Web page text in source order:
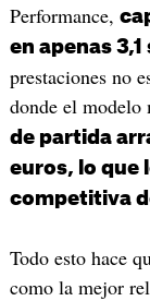
Performance,
en apenas
prestaciones no
donde el modelo
de partida
euros, lo que
competitiva
Todo esto hace
como la mejor